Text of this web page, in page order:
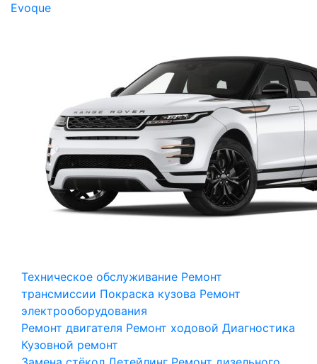
Evoque
Техническое обслуживание Ремонт
трансмиссии Покраска кузова Ремонт
электрооборудования
Ремонт двигателя Ремонт ходовой Диагностика
Кузовной ремонт